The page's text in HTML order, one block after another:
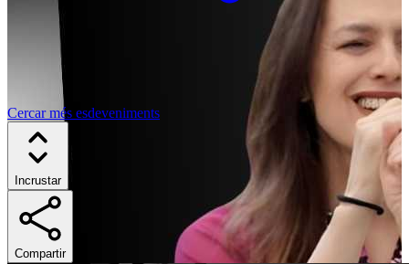
Cercar més esdeveniments
Incrustar
Compartir